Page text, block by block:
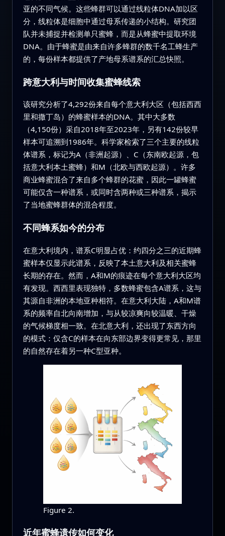
亚的不同气候。这些蜂群可以通过线粒体DNA加以区
分，线粒体是细胞中通过母系传递的小结构。研究团
队并未捕捉并检测单只蜜蜂，而是从蜂蜜中提取环境
DNA。由于蜂蜜是由来自许多蜂群的数千名工蜂生产
的，每份样本都提供了产地母系谱系的汇总快照。
跨意大利与时间收集蜜蜂线索
该研究分析了4,292份来自每个意大利大区（包括西西
里和撒丁岛）的蜂蜜样本的DNA。其中大多数
（4,150份）采自2018年至2023年，另有142份较早
样本可追溯到1986年。科学家检索了三个主要的线粒
体谱系，标记为A（非洲起源）、C（东南欧起源，包
括意大利本土蜜蜂）和M（北欧与西欧起源）。许多
商业蜂蜜混合了来自多个蜂群的花蜜，因此一罐蜂蜜
可能仅含一种谱系，或同时含两种或三种谱系，揭示
了当地蜜蜂群体的混合程度。
不同蜂系如今的分布
在意大利境内，谱系C明显占优：约四分之三的近期蜂
蜜样本仅显示此谱系，反映了本土意大利及相关蜜蜂
长期的存在。然而，A和M的痕迹在每个意大利大区均
有发现。西西里表现独特，多数蜂蜜包含A谱系，这与
其源自非洲的本地亚种相符。在意大利大陆，A和M谱
系的频率自北向南增加，与从较凉爽向较温暖、干燥
的气候梯度相一致。在北意大利，还出现了东西方向
的模式：仅含C的样本在向东部边界变得更常见，那里
的自然存在着另一种C型亚种。
Figure 2.
近年蜜蜂遗传如何变化